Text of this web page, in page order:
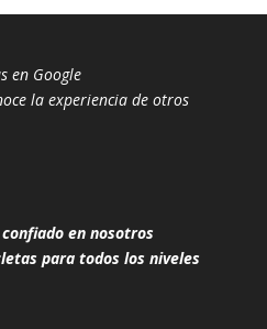
en Google
la experiencia de otros
en nosotros
para todos los niveles